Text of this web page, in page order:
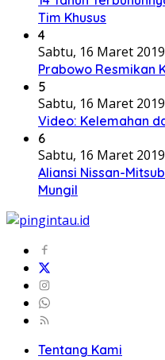
Tim Khusus
4
Sabtu, 16 Maret 2019
Prabowo Resmikan
5
Sabtu, 16 Maret 2019
Video: Kelemahan
6
Sabtu, 16 Maret 2019
Aliansi Nissan-
Mungil
Tentang Kami